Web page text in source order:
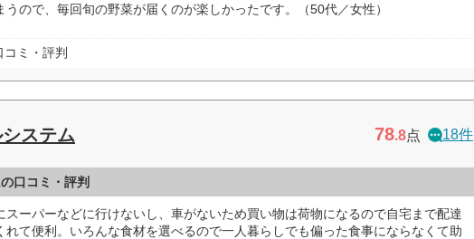
うので、毎回旬の野菜が届くのが楽しかったです。（50代／女性）
コミ・評判
ステム 78.8点 18件
口コミ・評判
スーパーなどに行けないし、車がないため買い物は荷物になるので自宅まで配達
れて便利。いろんな食材を選べるので一人暮らしでも偏った食事にならなくて助